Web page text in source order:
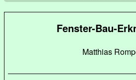
Fenster-Bau-
Matthias